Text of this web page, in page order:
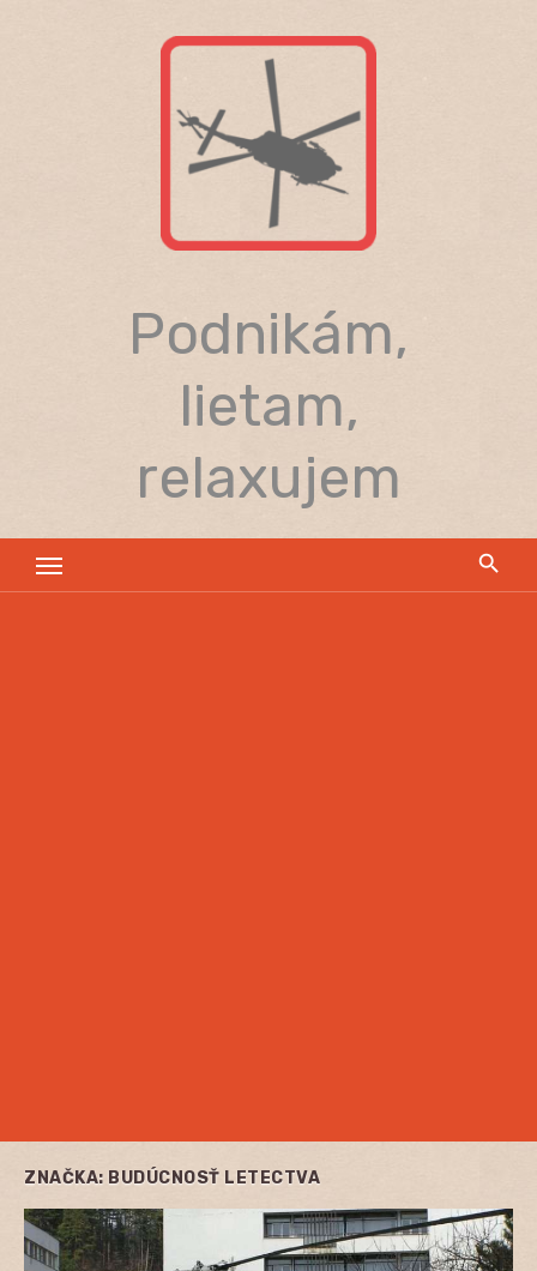
Podnikám,
lietam,
relaxujem
ZNAČKA: BUDÚCNOSŤ LETECTVA